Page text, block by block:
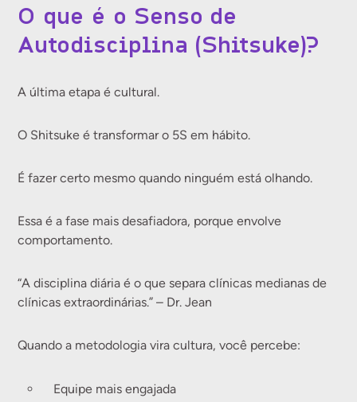
O que é o Senso de
Autodisciplina (Shitsuke)?
A última etapa é cultural.
O Shitsuke é transformar o 5S em hábito.
É fazer certo mesmo quando ninguém está olhando.
Essa é a fase mais desafiadora, porque envolve
comportamento.
“A disciplina diária é o que separa clínicas medianas de
clínicas extraordinárias.” – Dr. Jean
Quando a metodologia vira cultura, você percebe:
Equipe mais engajada